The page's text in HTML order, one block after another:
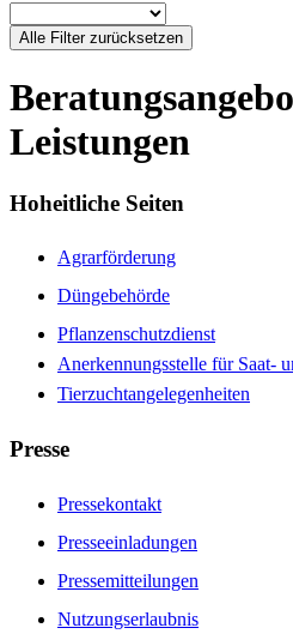
Alle Filter zurücksetzen
Leistungen
Hoheitliche Seiten
Agrarförderung
Düngebehörde
Pflanzenschutzdienst
Anerkennungsstelle für Saat-
Tierzuchtangelegenheiten
Presse
Pressekontakt
Presseeinladungen
Pressemitteilungen
Nutzungserlaubnis